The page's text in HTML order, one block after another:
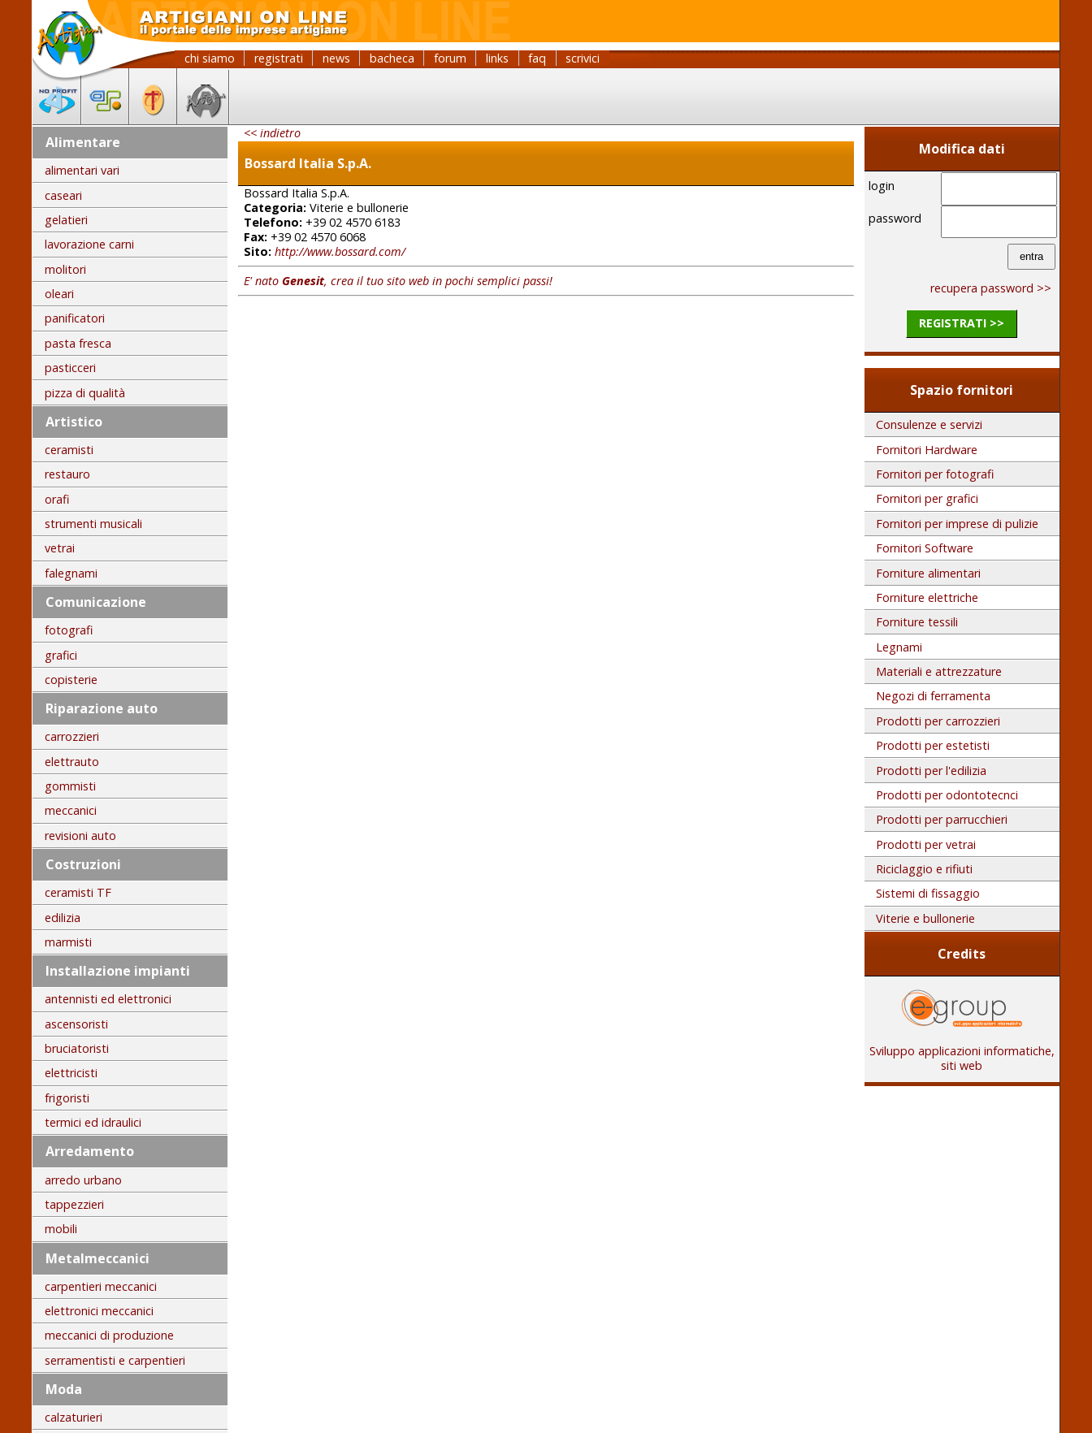
chi siamo registrati news bacheca forum links faq scrivici
Alimentare
alimentari vari
caseari
gelatieri
lavorazione carni
molitori
oleari
panificatori
pasta fresca
pasticceri
pizza di qualità
Artistico
ceramisti
restauro
orafi
strumenti musicali
vetrai
falegnami
Comunicazione
fotografi
grafici
copisterie
Riparazione auto
carrozzieri
elettrauto
gommisti
meccanici
revisioni auto
Costruzioni
ceramisti TF
edilizia
marmisti
Installazione impianti
antennisti ed elettronici
ascensoristi
bruciatoristi
elettricisti
frigoristi
termici ed idraulici
Arredamento
arredo urbano
tappezzieri
mobili
Metalmeccanici
carpentieri meccanici
elettronici meccanici
meccanici di produzione
serramentisti e carpentieri
Moda
calzaturieri
<< indietro
Bossard Italia S.p.A.
Bossard Italia S.p.A.
Categoria: Viterie e bullonerie
Telefono: +39 02 4570 6183
Fax: +39 02 4570 6068
Sito: http://www.bossard.com/
E' nato Genesit, crea il tuo sito web in pochi semplici passi!
Modifica dati
login
password
recupera password >>
REGISTRATI >>
Spazio fornitori
Consulenze e servizi
Fornitori Hardware
Fornitori per fotografi
Fornitori per grafici
Fornitori per imprese di pulizie
Fornitori Software
Forniture alimentari
Forniture elettriche
Forniture tessili
Legnami
Materiali e attrezzature
Negozi di ferramenta
Prodotti per carrozzieri
Prodotti per estetisti
Prodotti per l'edilizia
Prodotti per odontotecnci
Prodotti per parrucchieri
Prodotti per vetrai
Riciclaggio e rifiuti
Sistemi di fissaggio
Viterie e bullonerie
Credits
Sviluppo applicazioni informatiche,
siti web